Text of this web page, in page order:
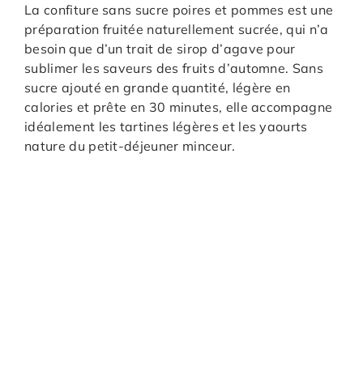
La confiture sans sucre poires et pommes est une
préparation fruitée naturellement sucrée, qui n’a
besoin que d’un trait de sirop d’agave pour
sublimer les saveurs des fruits d’automne. Sans
sucre ajouté en grande quantité, légère en
calories et prête en 30 minutes, elle accompagne
idéalement les tartines légères et les yaourts
nature du petit-déjeuner minceur.